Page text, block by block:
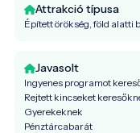
Attrakció típusa
Épített örökség, föld alatti
Javasolt
Ingyenes programot
Rejtett kincseket
Gyerekeknek
Pénztárcabarát